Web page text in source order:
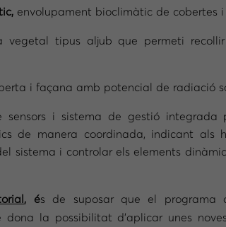
envolupament bioclimàtic de cobertes
vegetal tipus aljub que permeti
i façana amb potencial de radiació
i sistema de gestió integrada
de manera coordinada, indicant als
sistema i controlar els elements
, és de suposar que el programa
dona la possibilitat d’aplicar unes